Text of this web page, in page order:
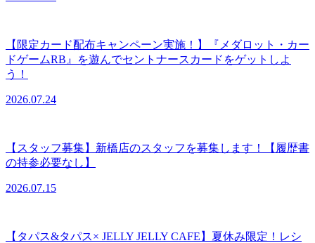
【限定カード配布キャンペーン実施！】『メダロット・カー
ドゲームRB』を遊んでセントナースカードをゲットしよ
う！
2026.07.24
【スタッフ募集】新橋店のスタッフを募集します！【履歴書
の持参必要なし】
2026.07.15
【タパス&タパス× JELLY JELLY CAFE】夏休み限定！レシ